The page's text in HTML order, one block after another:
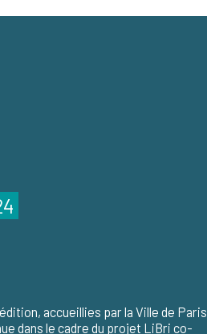
accueillies par la Ville de Paris.
dans le cadre du projet LiBri co-